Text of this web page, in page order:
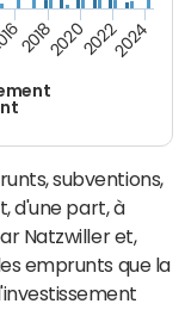
2018202020222024
subventions,
d'une part, à
Natzwiller et,
emprunts que la